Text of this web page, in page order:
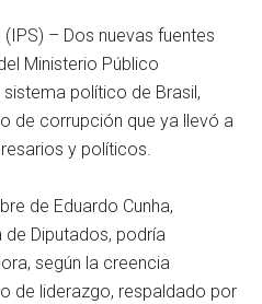
(IPS) – Dos nuevas fuentes
Ministerio Público
político de Brasil,
de corrupción que ya llevó a
y políticos.
de Eduardo Cunha,
de Diputados, podría
según la creencia
de liderazgo, respaldado por